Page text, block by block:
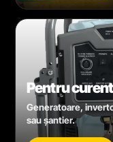
Pentru curent
Generatoare,
sau șantier.